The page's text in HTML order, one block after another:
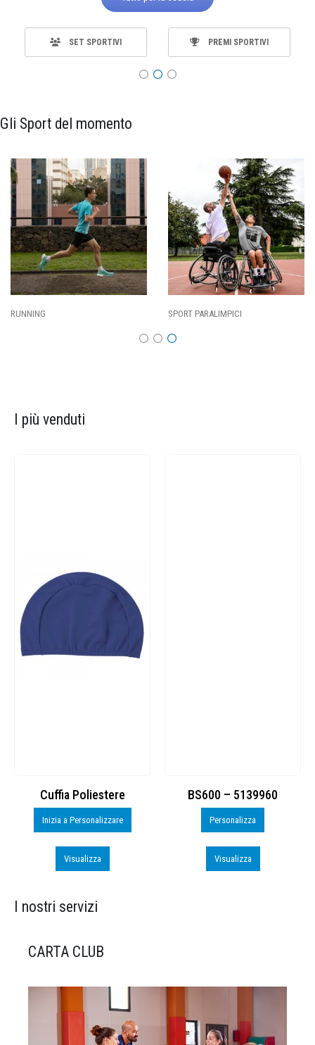
SET SPORTIVI PREMI SPORTIVI
Gli Sport del momento
CALCIO
I più venduti
Cuffia Poliestere
Inizia a Personalizzare
Visualizza
BS600 – 5139960
Personalizza
Visualizza
I nostri servizi
CARTA CLUB